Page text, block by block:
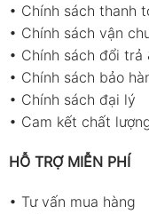
• Chính sách thanh
• Chính sách vận
• Chính sách đổi trả
• Chính sách bảo
• Chính sách đại lý
• Cam kết chất
HỖ TRỢ MIỄN PHÍ
• Tư vấn mua hàng